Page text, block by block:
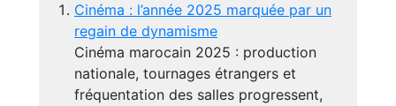
Cinéma : l’année 2025 marquée par un
regain de dynamisme
Cinéma marocain 2025 : production
nationale, tournages étrangers et
fréquentation des salles progressent,